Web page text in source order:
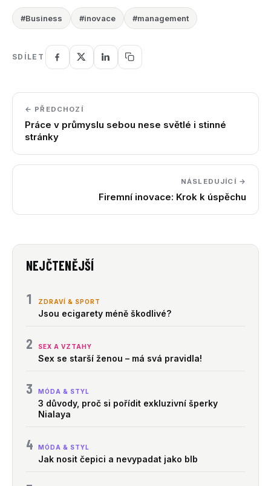
#Business #inovace #management
SDÍLET
← PŘEDCHOZÍ
Práce v průmyslu sebou nese světlé i stinné
stránky
NÁSLEDUJÍCÍ →
Firemní inovace: Krok k úspěchu
NEJČTENĚJŠÍ
1 ZDRAVÍ & SPORT
Jsou ecigarety méně škodlivé?
2 SEX A VZTAHY
Sex se starší ženou – má svá pravidla!
3 MÓDA & STYL
3 důvody, proč si pořídit exkluzivní šperky
Nialaya
4 MÓDA & STYL
Jak nosit čepici a nevypadat jako blb